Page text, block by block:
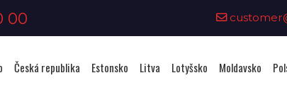
00
Česká republika Estonsko Litva Lotyšsko Moldavsko